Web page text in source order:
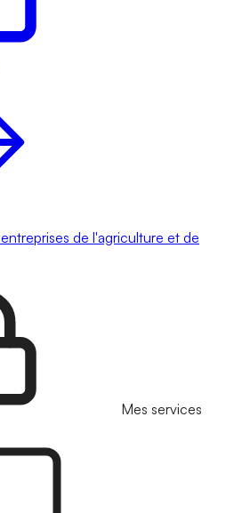
de l'agriculture et de
Mes services